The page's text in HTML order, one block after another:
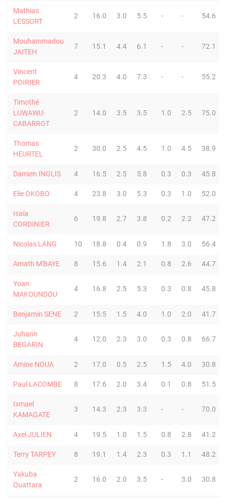
Mathias
LESSORT
2 16.0 3.0 5.5 - - 54.6
Mouhammadou
JAITEH
7 15.1 4.4 6.1 - - 72.1
Vincent
POIRIER
4 20.3 4.0 7.3 - - 55.2
Timothé
LUWAWU-
CABARROT
2 14.0 3.5 3.5 1.0 2.5 75.0
Thomas
HEURTEL
2 30.0 2.5 4.5 1.0 4.5 38.9
Damien INGLIS 4 16.5 2.5 5.8 0.3 0.3 45.8
Elie OKOBO 4 23.8 3.0 5.3 0.3 1.0 52.0
Isaïa
CORDINIER
6 19.8 2.7 3.8 0.2 2.2 47.2
Nicolas LANG 10 18.8 0.4 0.9 1.8 3.0 56.4
Amath M'BAYE 8 15.6 1.4 2.1 0.8 2.6 44.7
Yoan
MAKOUNDOU
4 16.8 2.5 5.3 0.3 0.8 45.8
Benjamin SENE 2 15.5 1.5 4.0 1.0 2.0 41.7
Juhann
BEGARIN
4 12.0 2.3 3.0 0.3 0.8 66.7
Amine NOUA 2 17.0 0.5 2.5 1.5 4.0 30.8
Paul LACOMBE 8 17.6 2.0 3.4 0.1 0.8 51.5
Ismael
KAMAGATE
3 14.3 2.3 3.3 - - 70.0
Axel JULIEN 4 19.5 1.0 1.5 0.8 2.8 41.2
Terry TARPEY 8 19.1 1.4 2.3 0.3 1.1 48.2
Yakuba
Ouattara
2 16.0 2.0 3.5 - 3.0 30.8